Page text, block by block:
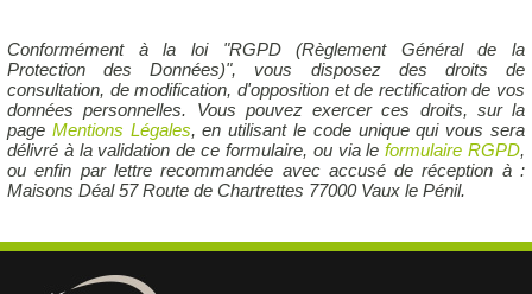
Conformément à la loi "RGPD (Règlement Général de la
Protection des Données)", vous disposez des droits de
consultation, de modification, d'opposition et de rectification de vos
données personnelles. Vous pouvez exercer ces droits, sur la
page Mentions Légales, en utilisant le code unique qui vous sera
délivré à la validation de ce formulaire, ou via leformulaire RGPD,
ou enfin par lettre recommandée avec accusé de réception à :
Maisons Déal 57 Route de Chartrettes 77000 Vaux le Pénil.